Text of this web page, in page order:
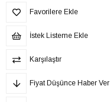
Favorilere Ekle
İstek Listeme Ekle
Karşılaştır
Fiyat Düşünce Haber Ver